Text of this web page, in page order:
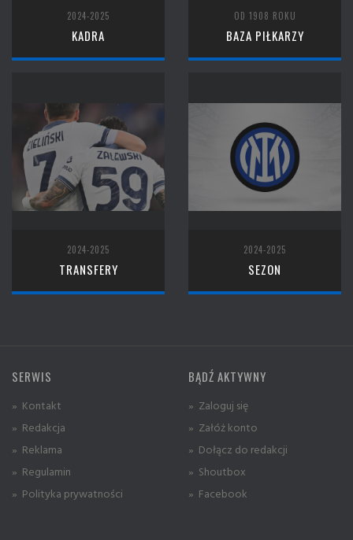
2024-2025
KADRA
OD 1908 ROKU
BAZA PIŁKARZY
2024-2025
TRANSFERY
2024-2025
SEZON
SERWIS
» Kontakt
» Redakcja
» Reklama
» Regulamin
» Polityka prywatności
BĄDŹ AKTYWNY
» Zaloguj się
» Załóż konto
» Dołącz do redakcji
» Shoutbox
» Facebook